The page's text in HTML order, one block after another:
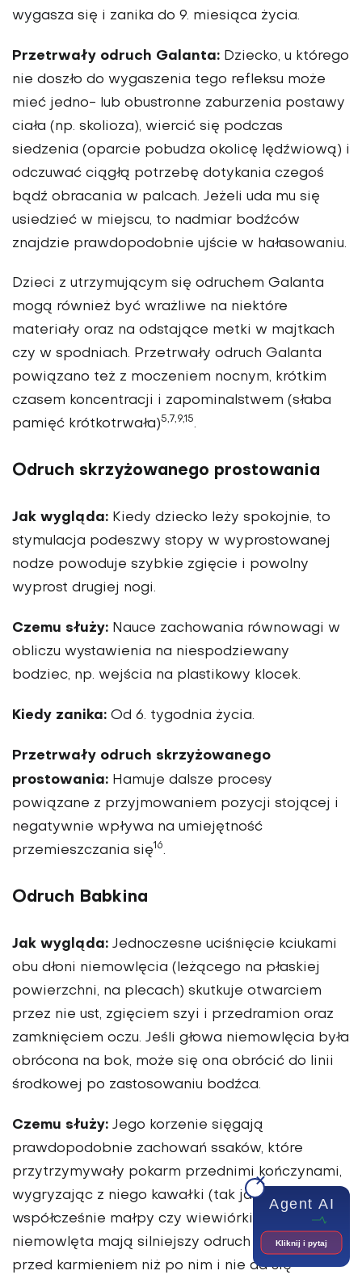
wygasza się i zanika do 9. miesiąca życia.
Przetrwały odruch Galanta: Dziecko, u którego
nie doszło do wygaszenia tego refleksu może
mieć jedno- lub obustronne zaburzenia postawy
ciała (np. skolioza), wiercić się podczas
siedzenia (oparcie pobudza okolicę lędźwiową) i
odczuwać ciągłą potrzebę dotykania czegoś
bądź obracania w palcach. Jeżeli uda mu się
usiedzieć w miejscu, to nadmiar bodźców
znajdzie prawdopodobnie ujście w hałasowaniu.
Dzieci z utrzymującym się odruchem Galanta
mogą również być wrażliwe na niektóre
materiały oraz na odstające metki w majtkach
czy w spodniach. Przetrwały odruch Galanta
powiązano też z moczeniem nocnym, krótkim
czasem koncentracji i zapominalstwem (słaba
pamięć krótkotrwała)5,7,9,15.
Odruch skrzyżowanego prostowania
Jak wygląda: Kiedy dziecko leży spokojnie, to
stymulacja podeszwy stopy w wyprostowanej
nodze powoduje szybkie zgięcie i powolny
wyprost drugiej nogi.
Czemu służy: Nauce zachowania równowagi w
obliczu wystawienia na niespodziewany
bodziec, np. wejścia na plastikowy klocek.
Kiedy zanika: Od 6. tygodnia życia.
Przetrwały odruch skrzyżowanego
prostowania: Hamuje dalsze procesy
powiązane z przyjmowaniem pozycji stojącej i
negatywnie wpływa na umiejętność
przemieszczania się16.
Odruch Babkina
Jak wygląda: Jednoczesne uciśnięcie kciukami
obu dłoni niemowlęcia (leżącego na płaskiej
powierzchni, na plecach) skutkuje otwarciem
przez nie ust, zgięciem szyi i przedramion oraz
zamknięciem oczu. Jeśli głowa niemowlęcia była
obrócona na bok, może się ona obrócić do linii
środkowej po zastosowaniu bodźca.
Czemu służy: Jego korzenie sięgają
prawdopodobnie zachowań ssaków, które
przytrzymywały pokarm przednimi kończynami,
wygryzając z niego kawałki (tak jak
współcześnie małpy czy wiewiórki). Co ciekawe,
niemowlęta mają silniejszy odruch Babkina
przed karmieniem niż po nim i nie da się
Agent AI
Kliknij i pytaj